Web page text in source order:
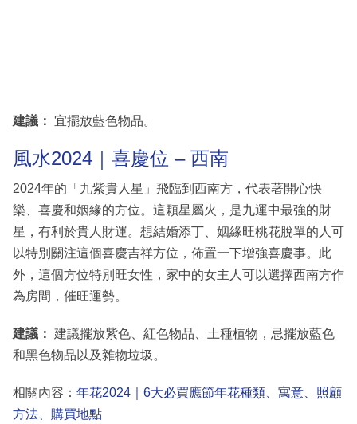
建議： 宜擺放藍色物品。
風水2024｜喜慶位 – 西南
2024年的「九紫貴人星」飛臨到西南方，代表著開心快
樂、喜慶和姻緣的方位。這顆星屬火，是九運中最強的財
星，有利於貴人財運。想結婚添丁、姻緣旺桃花脫單的人可
以特別關注這個喜慶吉祥方位，佈置一下增強喜慶事。此
外，這個方位特別旺女性，家中的女主人可以選擇西南方作
為房間，催旺運勢。
建議： 建議擺放紫色、紅色物品、土種植物，忌擺放藍色
和黑色物品以及雜物垃圾。
相關內容： 年花2024｜6大必買應節年花種類、寓意、照顧
方法、購買地點